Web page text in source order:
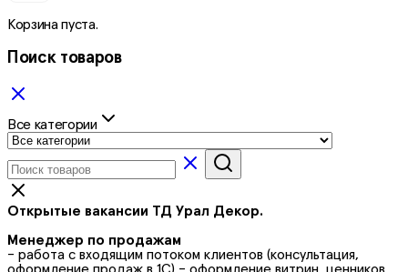
Корзина пуста.
Поиск товаров
Все категории
Открытые вакансии ТД Урал Декор.
Менеджер по продажам
- работа с входящим потоком клиентов (консультация,